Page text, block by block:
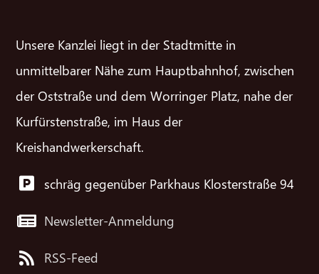
Unsere Kanzlei liegt in der Stadtmitte in
unmittelbarer Nähe zum Hauptbahnhof, zwischen
der Oststraße und dem Worringer Platz, nahe der
Kurfürstenstraße, im Haus der
Kreishandwerkerschaft.
schräg gegenüber Parkhaus Klosterstraße 94
Newsletter-Anmeldung
RSS-Feed